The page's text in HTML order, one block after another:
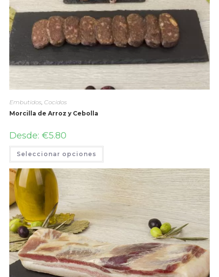
Embutidos Cocidos
Morcilla de Arroz y Cebolla
Desde: €5.80
Seleccionar opciones